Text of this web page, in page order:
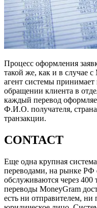
Процесс оформления
такой же, как и в случае
агент системы
обращении клиента в
каждый перевод
Ф.И.О. получателя,
транзакции.
CONTACT
Еще одна крупная
переводами, на рынке РФ
обслуживаются через
переводы MoneyGram
есть ни отправителем,